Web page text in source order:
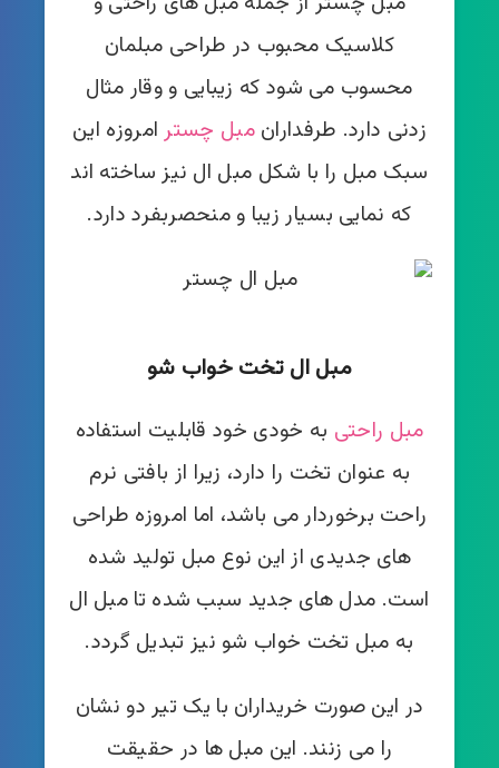
کلاسیک محبوب در طراحی مبلمان
محسوب می شود که زیبایی و وقار مثال
زدنی دارد. طرفدارانمبل چستر امروزه این
سبک مبل را با شکل مبل ال نیز ساخته اند
که نمایی بسیار زیبا و منحصربفرد دارد.
مبل ال تخت خواب شو
مبل راحتی به خودی خود قابلیت استفاده
به عنوان تخت را دارد، زیرا از بافتی نرم
راحت برخوردار می باشد، اما امروزه طراحی
های جدیدی از این نوع مبل تولید شده
است. مدل های جدید سبب شده تا مبل ال
به مبل تخت خواب شو نیز تبدیل گردد.
در این صورت خریداران با یک تیر دو نشان
را می زنند. این مبل ها در حقیقت